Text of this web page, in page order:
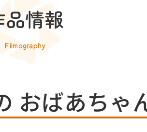
品情報
Filmography
おばあちゃ